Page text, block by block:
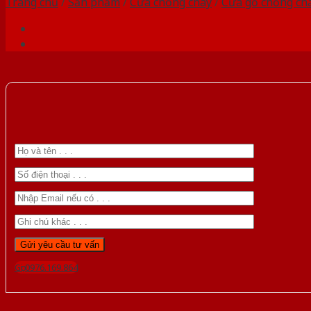
Gọi 0976.169.864